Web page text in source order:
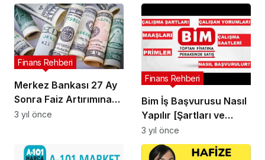
Merkez Bankası 27 Ay
Sonra Faiz Artırımına
Gitti Dolar Rekor Kırdı
Finans Rehberi
3 yıl önce
Bim İş Başvurusu Nasıl
Yapılır [Şartları ve
Maaşları]
Finans Rehberi
3 yıl önce